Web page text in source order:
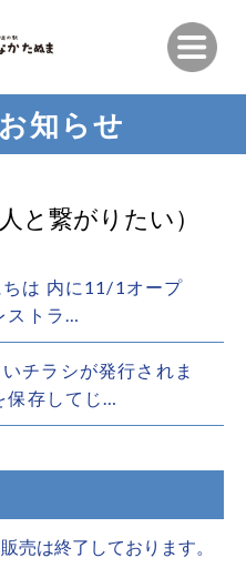
知らせ
と繋がりたい）
は 内に11/1オープ
ストラ…
チラシが発行されま
保存してじ…
売は終了しております。